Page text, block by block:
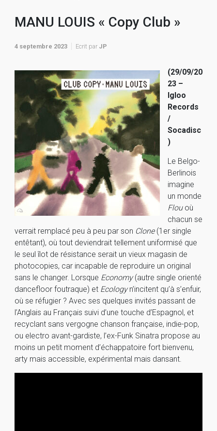
MANU LOUIS « Copy Club »
4 septembre 2023 Ecrit par JP
(29/09/20
23 –
Igloo
Records
/
Socadisc
)
Le Belgo-
Berlinois
imagine
un monde
Flou où
chacun se
verrait remplacé peu à peu par son Clone(1er single
entêtant), où tout deviendrait tellement uniformisé que
le seul îlot de résistance serait un vieux magasin de
photocopies, car incapable de reproduire un original
sans le changer. Lorsque Economy(autre single orienté
dancefloor foutraque) et Ecologyn’incitent qu’à s’enfuir,
où se réfugier ? Avec ses quelques invités passant de
l’Anglais au Français suivi d’une touche d’Espagnol, et
recyclant sans vergogne chanson française, indie-pop,
ou electro avant-gardiste, l’ex-Funk Sinatra propose au
moins un petit moment d’échappatoire fort bienvenu,
arty mais accessible, expérimental mais dansant.